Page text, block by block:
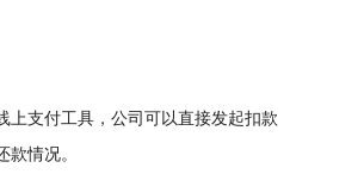
支付工具，公司可以直接发起扣款
情况。